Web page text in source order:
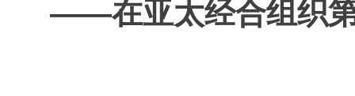
——在亚太经合组织第